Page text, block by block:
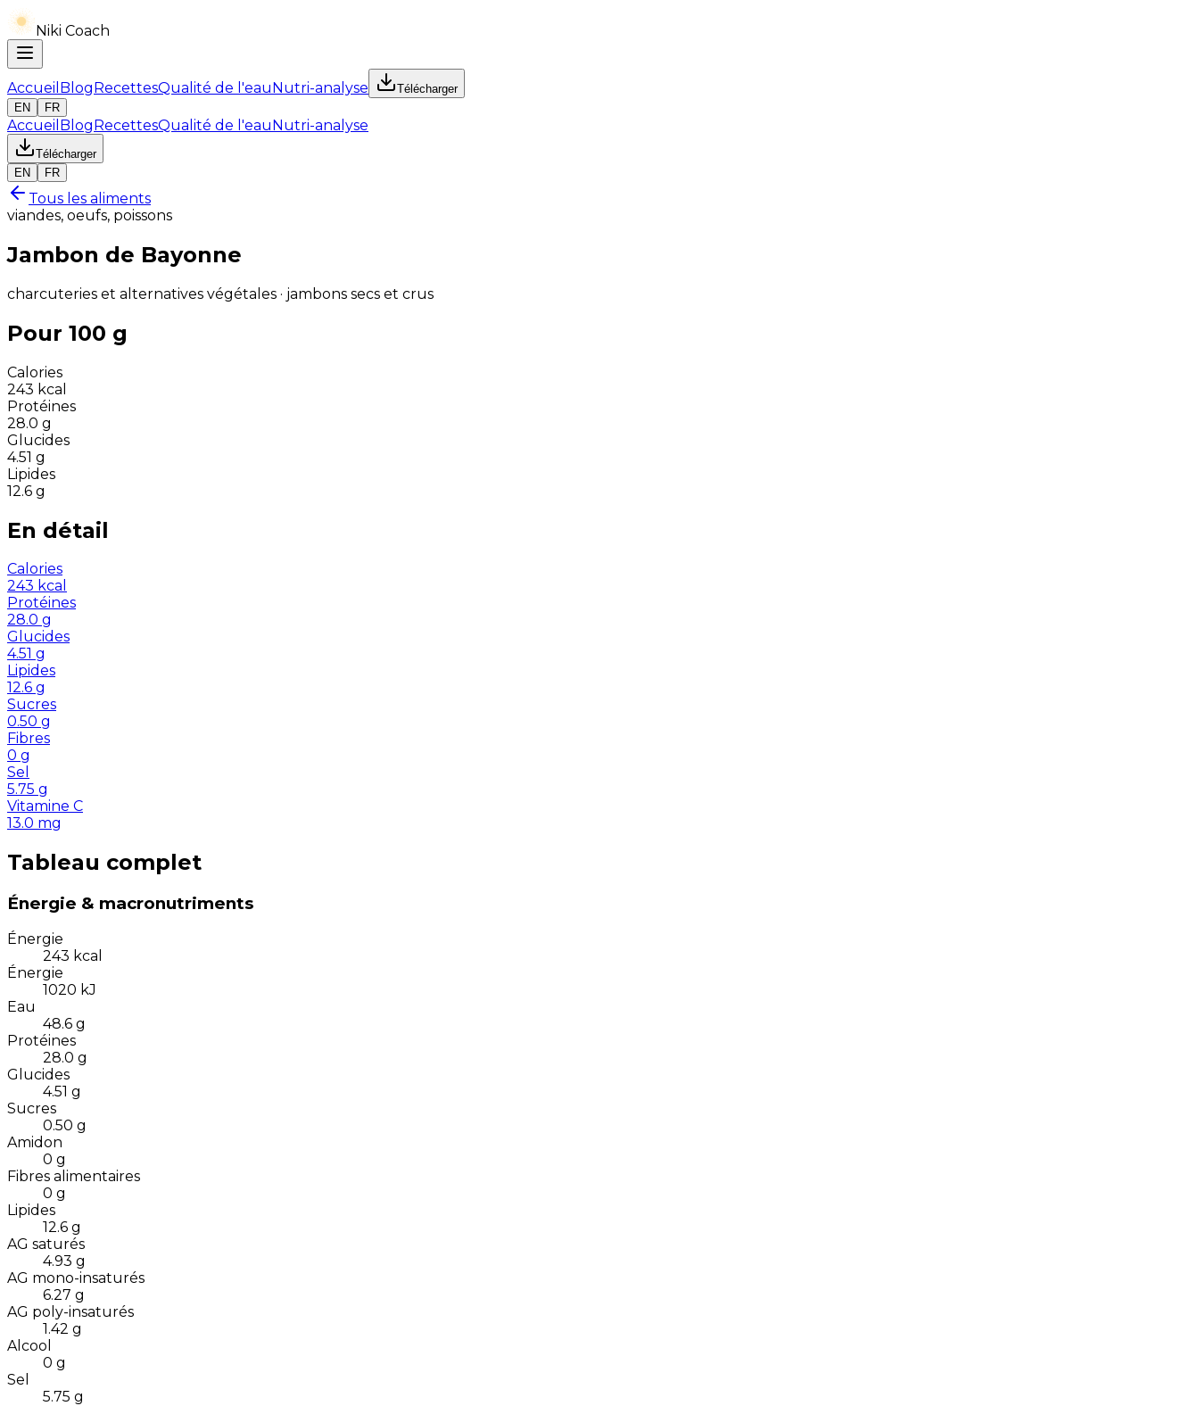
Niki Coach
Accueil BlogRecettesQualité de l'eauNutri-analyse
Télécharger
EN
FR
Accueil BlogRecettesQualité de l'eauNutri-analyse
Télécharger
EN
FR
Tous les aliments
viandes, oeufs, poissons
Jambon de Bayonne
charcuteries et alternatives végétales · jambons secs et crus
Pour 100 g
Calories
243 kcal
Protéines
28.0 g
Glucides
4.51 g
Lipides
12.6 g
En détail
Calories
243 kcal
Protéines
28.0 g
Glucides
4.51 g
Lipides
12.6 g
Sucres
0.50 g
Fibres
0 g
Sel
5.75 g
Vitamine C
13.0 mg
Tableau complet
Énergie & macronutriments
Énergie
243 kcal
Énergie
1020 kJ
Eau
48.6 g
Protéines
28.0 g
Glucides
4.51 g
Sucres
0.50 g
Amidon
0 g
Fibres alimentaires
0 g
Lipides
12.6 g
AG saturés
4.93 g
AG mono-insaturés
6.27 g
AG poly-insaturés
1.42 g
Alcool
0 g
Sel
5.75 g